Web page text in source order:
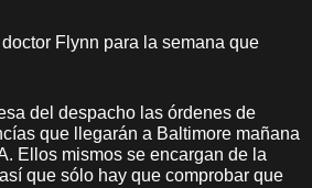
Flynn para la semana que
del despacho las órdenes de
que llegarán a Baltimore mañana
Ellos mismos se encargan de la
que sólo hay que comprobar que